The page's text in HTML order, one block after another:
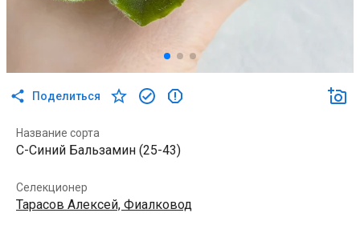
Поделиться
Название сорта
С-Синий Бальзамин (25-43)
Селекционер
Тарасов Алексей, Фиалковод